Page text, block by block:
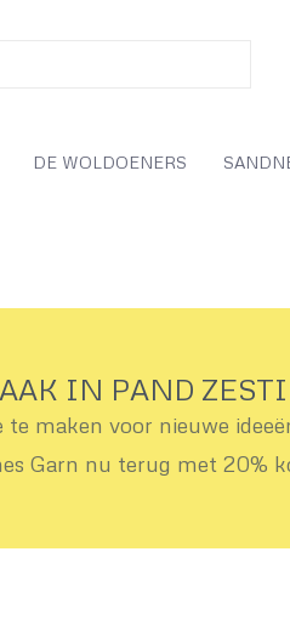
DE WOLDOENERS
IN PAND
maken voor nieuwe
Garn nu terug met 20%